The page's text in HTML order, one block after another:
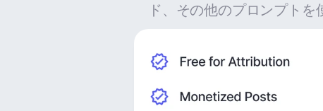
ド、その他のプロンプトを